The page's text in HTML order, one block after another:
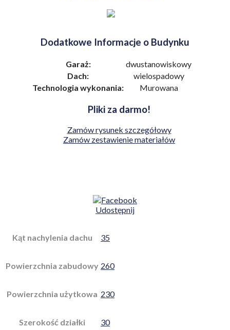
Dodatkowe Informacje o Budynku
Garaż:
dwustanowiskowy
Dach:
wielospadowy
Technologia wykonania:
Murowana
Pliki za darmo!
Zamów rysunek szczegółowy
Zamów zestawienie materiałów
Udostępnij
Kąt nachylenia dachu 35
Powierzchnia zabudowy 260
Powierzchnia użytkowa 230
Szerokość działki 30